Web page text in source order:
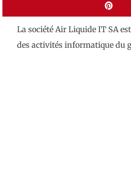
La société Air Liquide IT SA
des activités informatique du